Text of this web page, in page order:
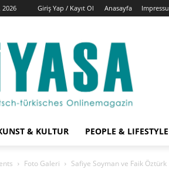
2026 Giriş Yap / Kayıt Ol Anasayfa
& KULTUR PEOPLE & LIFESTYLE
Foto Galeri Safiye Soyman ve Faik Öztürk